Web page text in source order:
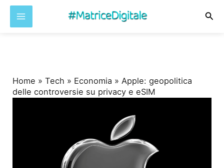
Home »Tech » Economia »Apple: geopolitica
delle controversie su privacy e eSIM